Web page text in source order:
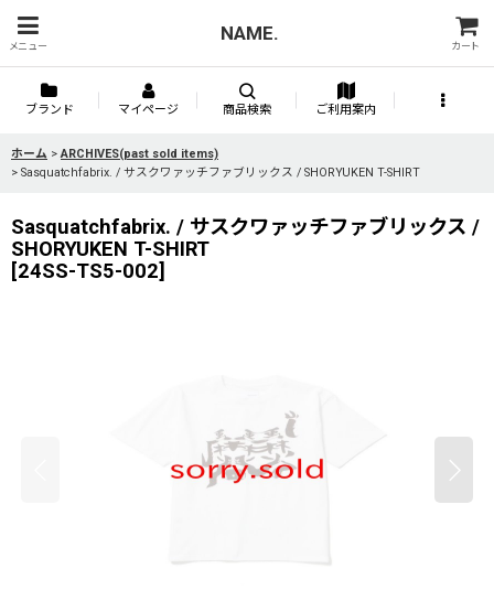
メニュー
NAME.
カート
ブランド マイページ 商品検索 ご利用案内
ホーム > ARCHIVES(past sold items)
> Sasquatchfabrix. / サスクワァッチファブリックス / SHORYUKEN T-SHIRT
Sasquatchfabrix. / サスクワァッチファブリックス /
SHORYUKEN T-SHIRT
[24SS-TS5-002]